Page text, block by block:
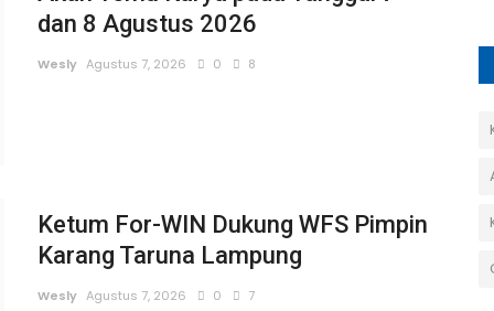
dan 8 Agustus 2026
Wesly Agustus 7, 2026 0 8
Ketum For-WIN Dukung WFS Pimpin
Karang Taruna Lampung
Wesly Agustus 7, 2026 0 7